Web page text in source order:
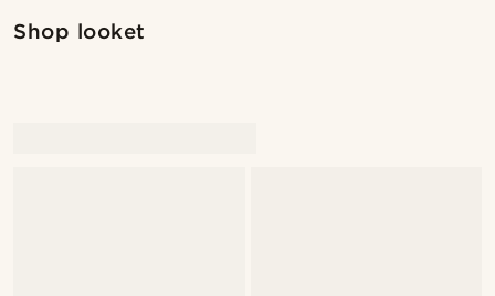
Shop looket